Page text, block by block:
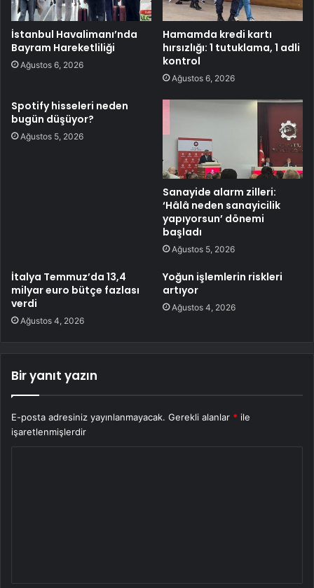
İstanbul Havalimanı’nda
Bayram Hareketliliği
Ağustos 6, 2026
Hamamda kredi kartı
hırsızlığı: 1 tutuklama, 1 adli
kontrol
Ağustos 6, 2026
Spotify hisseleri neden
bugün düşüyor?
Ağustos 5, 2026
Sanayide alarm zilleri:
‘Hâlâ neden sanayicilik
yapıyorsun’ dönemi
başladı
Ağustos 5, 2026
İtalya Temmuz’da 13,4
milyar euro bütçe fazlası
verdi
Ağustos 4, 2026
Yoğun işlemlerin riskleri
artıyor
Ağustos 4, 2026
Bir yanıt yazın
E-posta adresiniz yayınlanmayacak. Gerekli alanlar * ile
işaretlenmişlerdir